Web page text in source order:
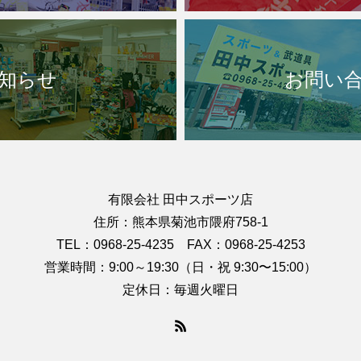
らせ お問い
有限会社 田中スポーツ店
住所：熊本県菊池市隈府758-1
TEL：0968-25-4235 FAX：0968-25-4253
営業時間：9:00～19:30（日・祝 9:30〜15:00）
定休日：毎週火曜日